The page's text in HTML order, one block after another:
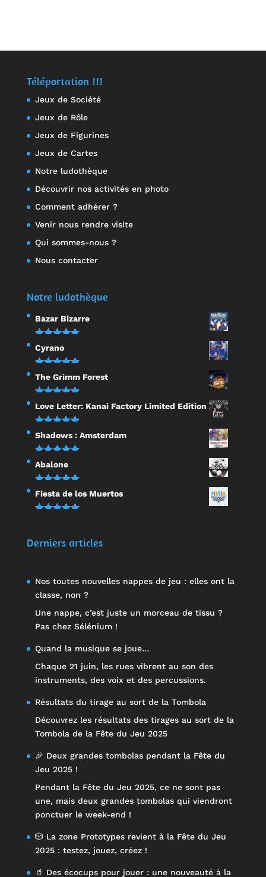
Téléportation !!!
Jeux de Société
Jeux de Rôle
Jeux de Figurines
Jeux de Cartes
Notre ludothèque
Découvrir nos activités en photo
Comment adhérer ?
Venir nous rendre visite
Qui sommes-nous ?
Nous contacter
Notre ludothèque
Bazar Bizarre
Note5.00
sur 5
Cyrano
Note5.00
sur 5
The Grimm Forest
Note 5.00
sur 5
Love Letter: Kanai Factory Limited Edition
Note5.00
sur 5
Shadows : Amsterdam
Note5.00
sur 5
Abalone
Note5.00
sur 5
Fiesta de los Muertos
Derniers articles
Nos toutes nouvelles nappes de jeu : elles ont la
classe, non ?
Une nappe, c’est juste un morceau de tissu ?
Pas chez Sélénium !
Quand la musique se joue…
Chaque 21 juin, les rues vibrent au son des
instruments, des voix et des percussions.
Résultats du tirage au sort de la Tombola
Découvrez les résultats des tirages au sort de la
Tombola de la Fête du Jeu 2025
🎉 Deux grandes tombolas pendant la Fête du
Jeu 2025 !
Pendant la Fête du Jeu 2025, ce ne sont pas
une, mais deux grandes tombolas qui viendront
ponctuer le week-end !
🎲 La zone Prototypes revient à la Fête du Jeu
2025 : testez, jouez, créez !
🥤 Des écocups pour jouer : une nouveauté à la